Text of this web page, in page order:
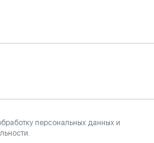
персональных данных и